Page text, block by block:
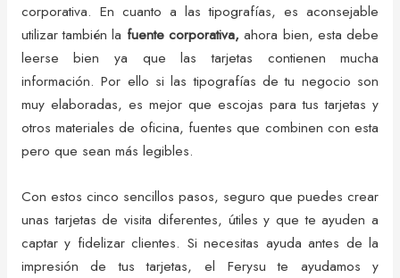
corporativa. En cuanto a las tipografías, es aconsejable
utilizar también la fuente corporativa, ahora bien, esta debe
leerse bien ya que las tarjetas contienen mucha
información. Por ello si las tipografías de tu negocio son
muy elaboradas, es mejor que escojas para tus tarjetas y
otros materiales de oficina, fuentes que combinen con esta
pero que sean más legibles.
Con estos cinco sencillos pasos, seguro que puedes crear
unas tarjetas de visita diferentes, útiles y que te ayuden a
captar y fidelizar clientes. Si necesitas ayuda antes de la
impresión de tus tarjetas, el Ferysu te ayudamos y